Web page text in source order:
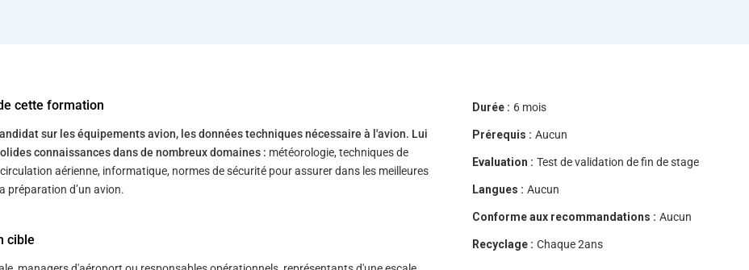
cette formation
sur les équipements avion, les données techniques nécessaire à l'avion. Lui
connaissances dans de nombreux domaines : météorologie, techniques de
aérienne, informatique, normes de sécurité pour assurer dans les meilleures
préparation d’un avion.
cible
Durée : 6 mois
Prérequis : Aucun
Evaluation : Test de validation de fin de stage
Langues : Aucun
Conforme aux recommandations : Aucun
Recyclage : Chaque 2ans